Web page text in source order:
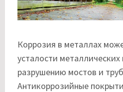
Коррозия в металлах
усталости
разрушению мостов и
Антикоррозийные